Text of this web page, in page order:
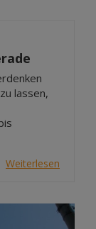
lassen,
Weiterlesen